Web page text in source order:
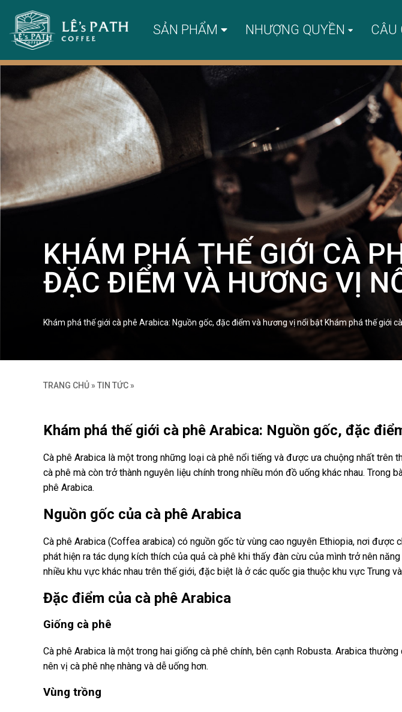
SẢN PHẨM NHƯỢNG QUYỀN CÂU
KHÁM PHÁ THẾ GIỚI CÀ
ĐẶC ĐIỂM VÀ HƯƠNG VỊ
Khám phá thế giới cà phê Arabica: Nguồn gốc, đặc điểm và hương vị nổi bật Khám phá thế giới
TRANG CHỦ » TIN TỨC »
Khám phá thế giới cà phê Arabica: Nguồn gốc, đặc
Cà phê Arabica là một trong những loại cà phê nổi tiếng và được ưa chuộng nhất
cà phê mà còn trở thành nguyên liệu chính trong nhiều món đồ uống khác nhau.
phê Arabica.
Nguồn gốc của cà phê Arabica
Cà phê Arabica (Coffea arabica) có nguồn gốc từ vùng cao nguyên Ethiopia, nơi
phát hiện ra tác dụng kích thích của quả cà phê khi thấy đàn cừu của mình trở nên
nhiều khu vực khác nhau trên thế giới, đặc biệt là ở các quốc gia thuộc khu vực Trung
Đặc điểm của cà phê Arabica
Giống cà phê
Cà phê Arabica là một trong hai giống cà phê chính, bên cạnh Robusta. Arabica
nên vị cà phê nhẹ nhàng và dễ uống hơn.
Vùng trồng